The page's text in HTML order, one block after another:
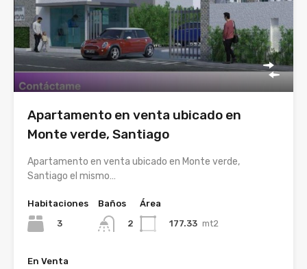
Apartamento en venta ubicado en
Monte verde, Santiago
Apartamento en venta ubicado en Monte verde,
Santiago el mismo…
Habitaciones
3
Baños
2
Área
177.33 mt2
En Venta